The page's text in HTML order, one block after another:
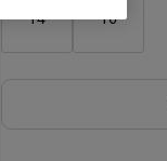
14 16